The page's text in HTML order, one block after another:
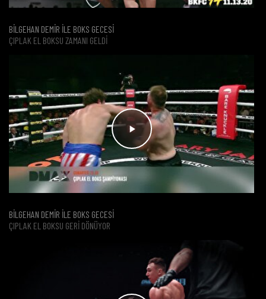
BİLGEHAN DEMİR İLE BOKS GECESİ
ÇIPLAK EL BOKSU ZAMANI GELDI
BİLGEHAN DEMİR İLE BOKS GECESİ
ÇIPLAK EL BOKSU GERI DÖNÜYOR